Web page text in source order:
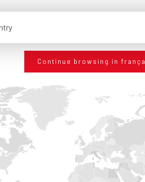
MACHINE 380®
DÉTAILS
Continue browsing in